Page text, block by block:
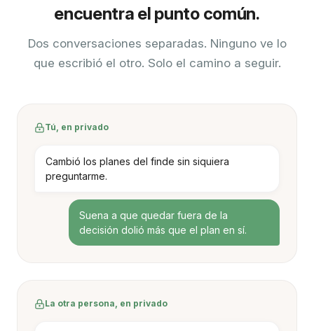
encuentra el punto común.
Dos conversaciones separadas. Ninguno ve lo
que escribió el otro. Solo el camino a seguir.
Tú, en privado
Cambió los planes del finde sin siquiera
preguntarme.
Suena a que quedar fuera de la
decisión dolió más que el plan en sí.
La otra persona, en privado